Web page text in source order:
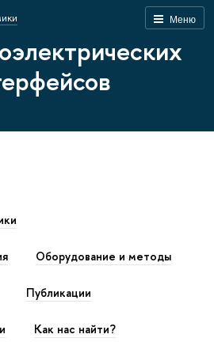
Меню
Оборудование и методы
Публикации
Как наc найти?